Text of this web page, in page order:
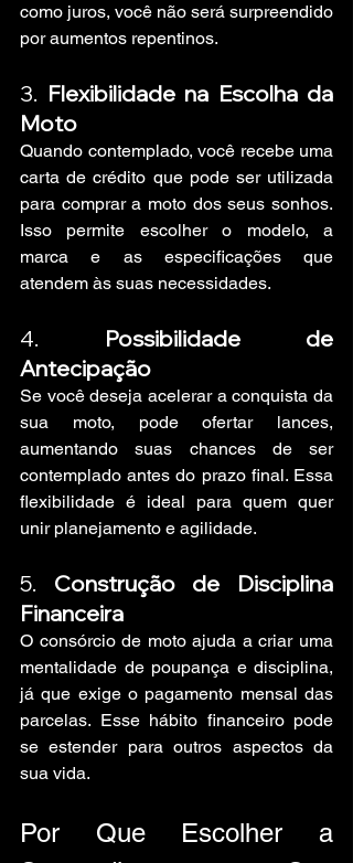
como juros, você não será surpreendido
por aumentos repentinos.
3. Flexibilidade na Escolha da
Moto
Quando contemplado, você recebe uma
carta de crédito que pode ser utilizada
para comprar a moto dos seus sonhos.
Isso permite escolher o modelo, a
marca e as especificações que
atendem às suas necessidades.
4. Possibilidade de
Antecipação
Se você deseja acelerar a conquista da
sua moto, pode ofertar lances,
aumentando suas chances de ser
contemplado antes do prazo final. Essa
flexibilidade é ideal para quem quer
unir planejamento e agilidade.
5. Construção de Disciplina
Financeira
O consórcio de moto ajuda a criar uma
mentalidade de poupança e disciplina,
já que exige o pagamento mensal das
parcelas. Esse hábito financeiro pode
se estender para outros aspectos da
sua vida.
Por Que Escolher a